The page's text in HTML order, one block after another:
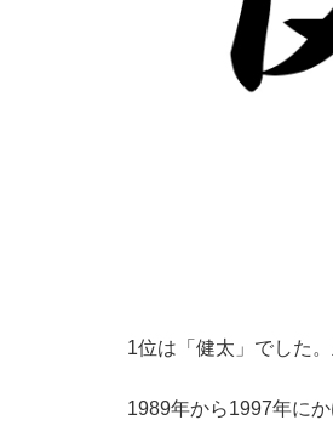
1位は「健太」でした
1989年から1997年に